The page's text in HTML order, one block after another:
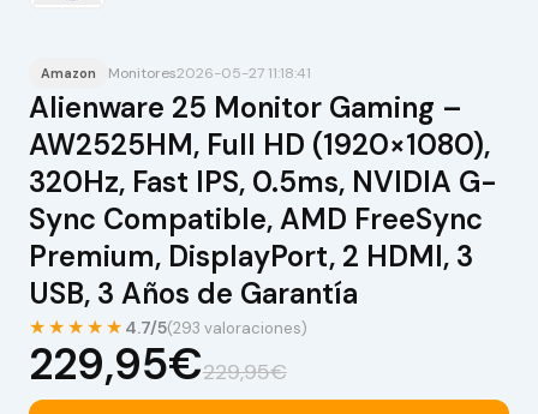
Amazon Monitores2026-05-27 11:18:41
Alienware 25 Monitor Gaming –
AW2525HM, Full HD (1920×1080),
320Hz, Fast IPS, 0.5ms, NVIDIA G-
Sync Compatible, AMD FreeSync
Premium, DisplayPort, 2 HDMI, 3
USB, 3 Años de Garantía
★★★★★ 4.7/5(293 valoraciones)
229,95€229,95€